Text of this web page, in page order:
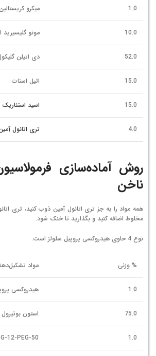
1.0 میکرو
10.0 مونو گلیسیرید
52.0 دی اتیلن
15.0 اتیل استات
15.0 اسید استئاریک
4.0 تری اتانول
روش آماده‌سازی
ناخن
همه مواد را به جز تری اتانول آمین ذوب کنید، تری
مخلوط اضافه کنید و بگذارید تا خنک شود.
نوع 4 حاوی هیدروکسی پروپیل سلولز است.
% وزنی مواد
1.0 هیدروکسی
75.0 استون بوتیرول
1.0
12-PEG-50